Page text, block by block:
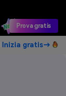
Prova gratis
Inizia gratis→